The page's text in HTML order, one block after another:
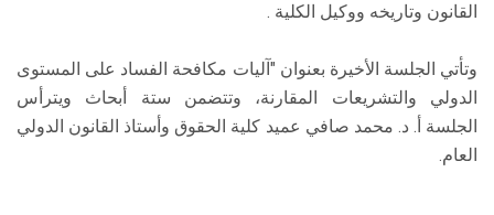
القانون وتاريخه ووكيل الكلية .
وتأتي الجلسة الأخيرة بعنوان "آليات مكافحة الفساد على المستوى
الدولي والتشريعات المقارنة، وتتضمن ستة أبحاث ويترأس
الجلسة أ. د. محمد صافي عميد كلية الحقوق وأستاذ القانون الدولي
العام.